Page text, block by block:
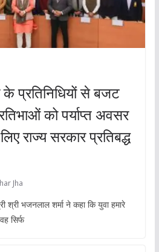
प्रतिनिधियों से बजट
को पर्याप्त अवसर
राज्य सरकार प्रतिबद्ध
Jha
भजनलाल शर्मा ने कहा कि युवा हमारे
सिर्फ